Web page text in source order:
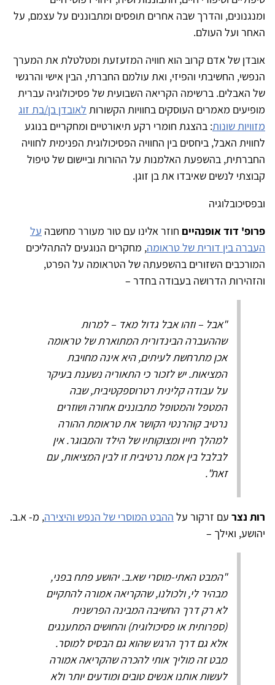
ומנגנונים, והדרך שבה אחרים תופסים ומתבוננים על עצמם, על
האחר ועל העולם.
אובדן של אדם קרוב הוא חוויה המזעזעת ומטלטלת את המערך
הנפשי, החשיבתי והפיזי, ואת עולמם החברתי, הבין אישי והרגשי
של האבלים. ברשימה הקריאה השבועית של פסיכולוגיה עברית
מופיעים מאמרים העוסקים בחוויות הקשורות לאובדן בן/בת זוג
מזוויות שונות: בהצגת חומרי רקע תיאורטיים ומחקריים בנוגע
לחווית האבל, ביחסים בין החוויה הפסיכולוגית הפנימית לחוויה
החברתית, בהשפעת האלמנות על ההורות וביישום של טיפול
קבוצתי לנשים שאיבדו את בן זוגן.
ובפסיכובלוגיה
פרופ' דוד אופנהיים חוזר אלינו עם טור מעורר מחשבה על
העברה בין דורית של טראומה, מחקרים הנוגעים להתהליכים
המורכבים השזורים בהשפעתה של הטראומה על הפרט,
והזהירות הדרושה בעבודה בחדר –
"אבל – וזהו אבל גדול מאד – למרות
שההעברה הבינדורית המתוארת של טראומה
אכן מתרחשת לעיתים, היא אינה מחויבת
המציאות. יש לזכור כי התאוריה נשענת בעיקר
על עבודה קלינית רטרוספקטיבית, שבה
המטפל והמטופל מתבוננים אחורה ושוזרים
נרטיב קוהרנטי הקושר את טראומת ההורה
למהלך חייו ומצוקותיו של הילד והמבוגר. אין
לבלבל בין אמת נרטיבית זו לבין המציאות, עם
זאת".
רות נצר עם זרקור על ההבט המוסרי של הנפש והיצירה, מ- א.ב.
יהושע, ואילך –
"המבט האתי-מוסרי שא.ב. יהושע פתח בפני,
מבהיר לי, ולכולנו, שהקריאה אמורה להתקיים
לא רק דרך החשיבה המבינה הפרשנית
(ספרותית או פסיכולוגית) והחושים המתענגים
אלא גם דרך הרגש שהוא גם הבסיס למוסר.
מבט זה מוליך אותי להכרה שהקריאה אמורה
לעשות אותנו אנשים טובים ומודעים יותר ולא